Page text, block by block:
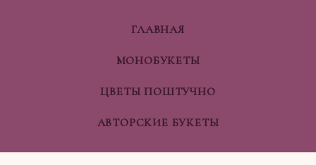
ГЛАВНАЯ
МОНОБУКЕТЫ
ЦВЕТЫ ПОШТУЧНО
АВТОРСКИЕ БУКЕТЫ